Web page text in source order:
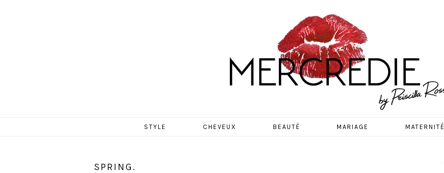
MERCREDIE
STYLE CHEVEUX BEAUTÉ MARIAGE MATERNITÉ
SPRING.